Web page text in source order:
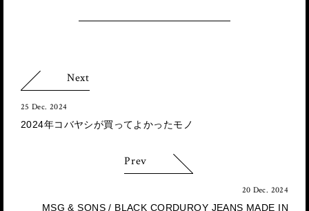
Next
25 Dec. 2024
2024年コバヤシが買ってよかったモノ
Prev
20 Dec. 2024
MSG & SONS / BLACK CORDUROY JEANS MADE IN